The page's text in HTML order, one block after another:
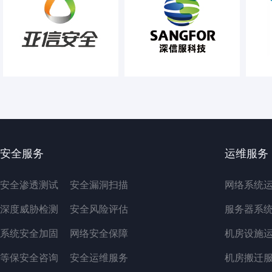
安全服务
安全渗透测试 安全漏洞扫描
深度威胁检测 安全风险评估
系统安全加固 网络安全保障
等保安全咨询 安全运维服务
运维服务
网络系统
服务器系
机房设施
机房搬迁